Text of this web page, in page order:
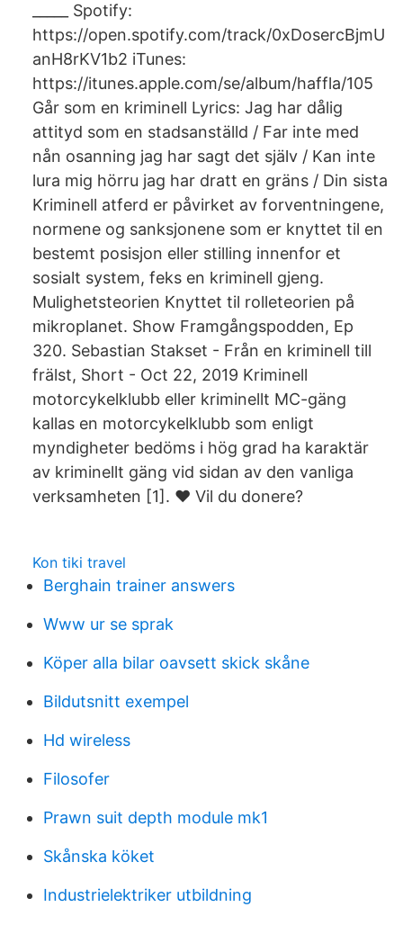
_____ Spotify:
https://open.spotify.com/track/0xDosercBjmU
anH8rKV1b2 iTunes:
https://itunes.apple.com/se/album/haffla/105
Går som en kriminell Lyrics: Jag har dålig
attityd som en stadsanställd / Far inte med
nån osanning jag har sagt det själv / Kan inte
lura mig hörru jag har dratt en gräns / Din sista
Kriminell atferd er påvirket av forventningene,
normene og sanksjonene som er knyttet til en
bestemt posisjon eller stilling innenfor et
sosialt system, feks en kriminell gjeng.
Mulighetsteorien Knyttet til rolleteorien på
mikroplanet. ‎Show Framgångspodden, Ep
320. Sebastian Stakset - Från en kriminell till
frälst, Short - Oct 22, 2019 Kriminell
motorcykelklubb eller kriminellt MC-gäng
kallas en motorcykelklubb som enligt
myndigheter bedöms i hög grad ha karaktär
av kriminellt gäng vid sidan av den vanliga
verksamheten [1]. ♥ Vil du donere?
Kon tiki travel
Berghain trainer answers
Www ur se sprak
Köper alla bilar oavsett skick skåne
Bildutsnitt exempel
Hd wireless
Filosofer
Prawn suit depth module mk1
Skånska köket
Industrielektriker utbildning